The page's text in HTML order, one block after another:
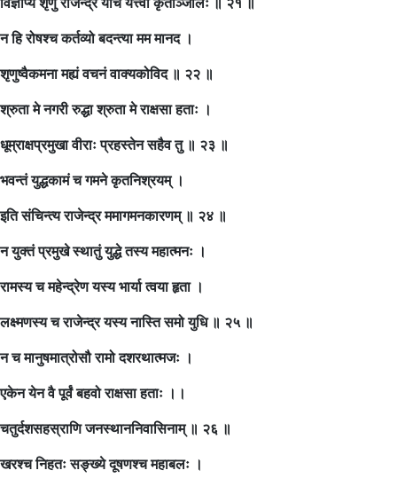
न हि रोषश्च कर्तव्यो बदन्त्या मम मानद ।
शृणुष्वैकमना मह्यं वचनं वाक्यकोविद ॥ २२ ॥
श्रुता मे नगरी रुद्धा श्रुता मे राक्षसा हताः ।
धूम्राक्षप्रमुखा वीराः प्रहस्तेन सहैव तु ॥ २३ ॥
भवन्तं युद्धकामं च गमने कृतनिश्रयम् ।
इति संचिन्त्य राजेन्द्र ममागमनकारणम् ॥ २४ ॥
न युक्तं प्रमुखे स्थातुं युद्धे तस्य महात्मनः ।
रामस्य च महेन्द्रेण यस्य भार्या त्वया हृता ।
लक्ष्मणस्य च राजेन्द्र यस्य नास्ति समो युधि ॥ २५ ॥
न च मानुषमात्रोसौ रामो दशरथात्मजः ।
एकेन येन वै पूर्वं बहवो राक्षसा हताः ।।
चतुर्दशसहस्राणि जनस्थाननिवासिनाम् ॥ २६ ॥
खरश्च निहतः सङ्ख्ये दूषणश्च महाबलः ।